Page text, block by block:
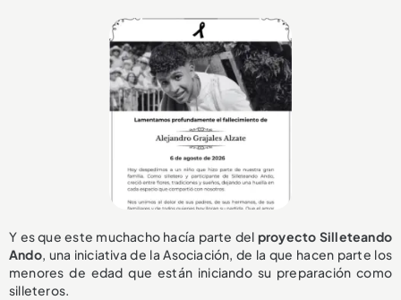
Y es que este muchacho hacía parte del proyecto Silleteando
Ando, una iniciativa de la Asociación, de la que hacen parte los
menores de edad que están iniciando su preparación como
silleteros.